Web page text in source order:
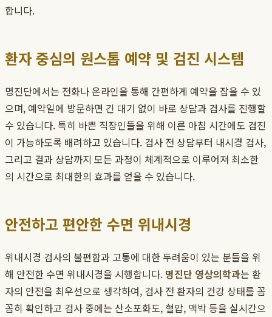
합니다.
환자 중심의 원스톱 예약 및 검진 시스템
명진단에서는 전화나 온라인을 통해 간편하게 예약을 잡을 수 있
으며, 예약일에 방문하면 긴 대기 없이 바로 상담과 검사를 진행할
수 있습니다. 특히 바쁜 직장인들을 위해 이른 아침 시간에도 검진
이 가능하도록 배려하고 있습니다. 검사 전 상담부터 내시경 검사,
그리고 결과 상담까지 모든 과정이 체계적으로 이루어져 최소한
의 시간으로 최대한의 효과를 얻을 수 있습니다.
안전하고 편안한 수면 위내시경
위내시경 검사의 불편함과 고통에 대한 두려움이 있는 분들을 위
해 안전한 수면 위내시경을 시행합니다. 명진단 영상의학과는 환
자의 안전을 최우선으로 생각하여, 검사 전 환자의 건강 상태를 꼼
꼼히 확인하고 검사 중에는 산소포화도, 혈압, 맥박 등을 실시간으